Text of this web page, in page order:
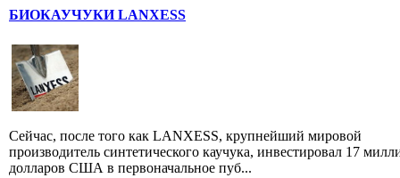
БИОКАУЧУКИ LANXESS
Сейчас, после того как LANXESS, крупнейший мировой
производитель синтетического каучука, инвестировал 17
долларов США в первоначальное пуб...